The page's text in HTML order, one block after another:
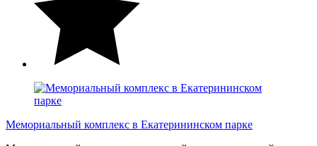
Мемориальный комплекс в Екатерининском парке